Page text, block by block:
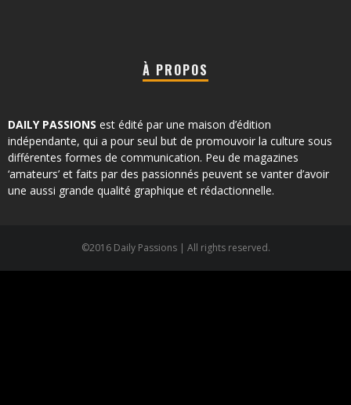
À PROPOS
DAILY PASSIONS est édité par une maison d’édition
indépendante, qui a pour seul but de promouvoir la culture sous
différentes formes de communication. Peu de magazines
‘amateurs’ et faits par des passionnés peuvent se vanter d’avoir
une aussi grande qualité graphique et rédactionnelle.
©2016 Daily Passions | All rights reserved.